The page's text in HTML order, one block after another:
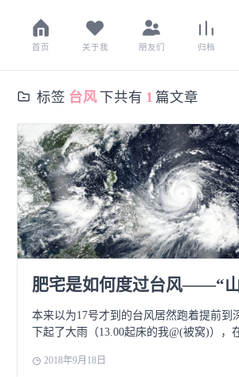
首页 关于我 朋友们 归档
标签 台风 下共有 1 篇文章
肥宅是如何度过台风——“
本来以为17号才到的台风居然跑着提前到
下起了大雨（13.00起床的我@(被窝)），
2018年9月18日